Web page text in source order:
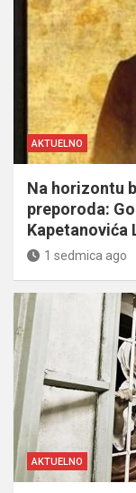
AKTUELNO
Na horizontu
preporoda:
Kapetanovića
1 sedmica ago
AKTUELNO